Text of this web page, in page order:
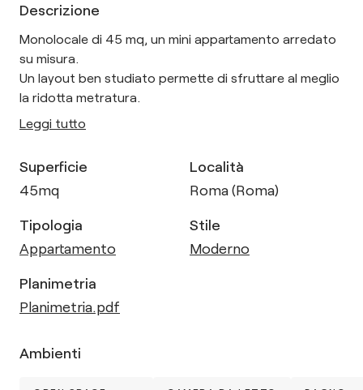
Descrizione
Monolocale di 45 mq, un mini appartamento arredato
su misura.
Un layout ben studiato permette di sfruttare al meglio
la ridotta metratura.
Leggi tutto
Superficie
45mq
Località
Roma (Roma)
Tipologia
Appartamento
Stile
Moderno
Planimetria
Planimetria.pdf
Ambienti